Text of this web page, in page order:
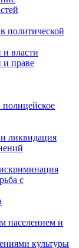
политической
власти
и праве
ликвидация
с
населением и
культуры